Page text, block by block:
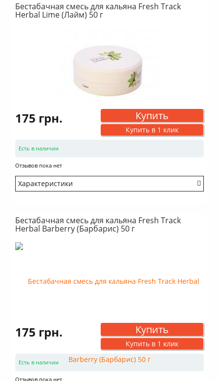
Бестабачная смесь для кальяна Fresh Track
Herbal Lime (Лайм) 50 г
175 грн. Купить
Купить в 1 клик
Есть в наличии
Отзывов пока нет
Характеристики
Аромат: Сладкий
Аромат: Терпкий
Аромат: Цитрусовый
Аромат: Кислый
Бестабачная смесь для кальяна Fresh Track
Herbal Barberry (Барбарис) 50 г
175 грн. Купить
Купить в 1 клик
Есть в наличии
Отзывов пока нет